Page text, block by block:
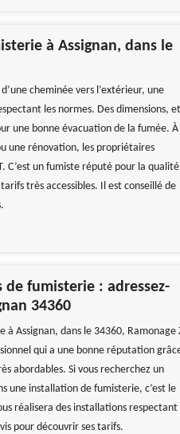
à Assignan, dans le
cheminée vers l’extérieur, une
les normes. Des dimensions, et
une bonne évacuation de la fumée. À
une rénovation, les propriétaires
C’est un fumiste réputé pour la
très accessibles. Il est conseillé de
de fumisterie : adressez-
34360
à Assignan, dans le 34360, Ramonage
qui a une bonne réputation
abordables. Si vous recherchez un
une installation de fumisterie, c’est le
réalisera des installations respectant
pour découvrir ses tarifs.